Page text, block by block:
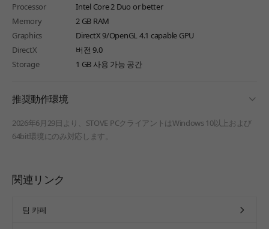
Processor
Intel Core 2 Duo or better
Memory
2 GB RAM
Graphics
DirectX 9/OpenGL 4.1 capable GPU
DirectX
버전 9.0
Storage
1 GB 사용 가능 공간
推奨動作環境
2026年6月29日より、STOVE PCクライアントはWindows 10以上および
64bit環境にのみ対応します。
関連リンク
팀 카페